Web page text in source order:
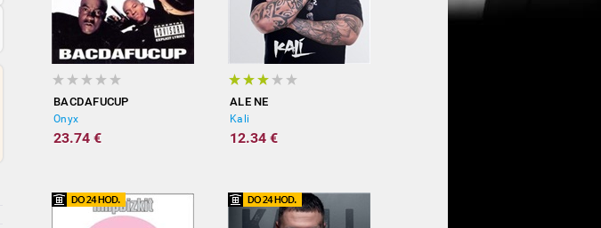
BACDAFUCUP
Onyx
23.74 €
ALE NE
Kali
12.34 €